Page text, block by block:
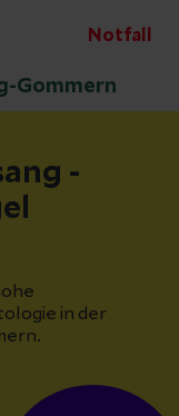
Notfall
Gommern
-
in der